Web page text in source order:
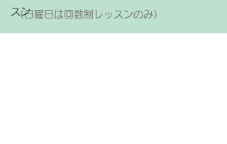
スン
（日曜日は回数制レッスンのみ）